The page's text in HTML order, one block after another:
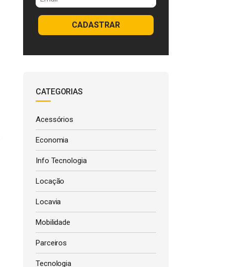
CADASTRAR
CATEGORIAS
Acessórios
Economia
Info Tecnologia
Locação
Locavia
Mobilidade
Parceiros
Tecnologia